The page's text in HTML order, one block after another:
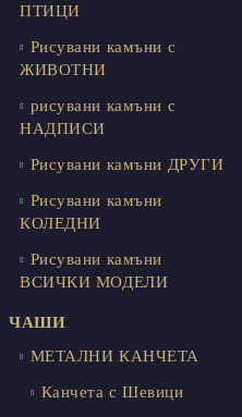
ПТИЦИ
Рисувани камъни с
ЖИВОТНИ
рисувани камъни с
НАДПИСИ
Рисувани камъни ДРУГИ
Рисувани камъни
КОЛЕДНИ
Рисувани камъни
ВСИЧКИ МОДЕЛИ
ЧАШИ
МЕТАЛНИ КАНЧЕТА
Канчета с Шевици